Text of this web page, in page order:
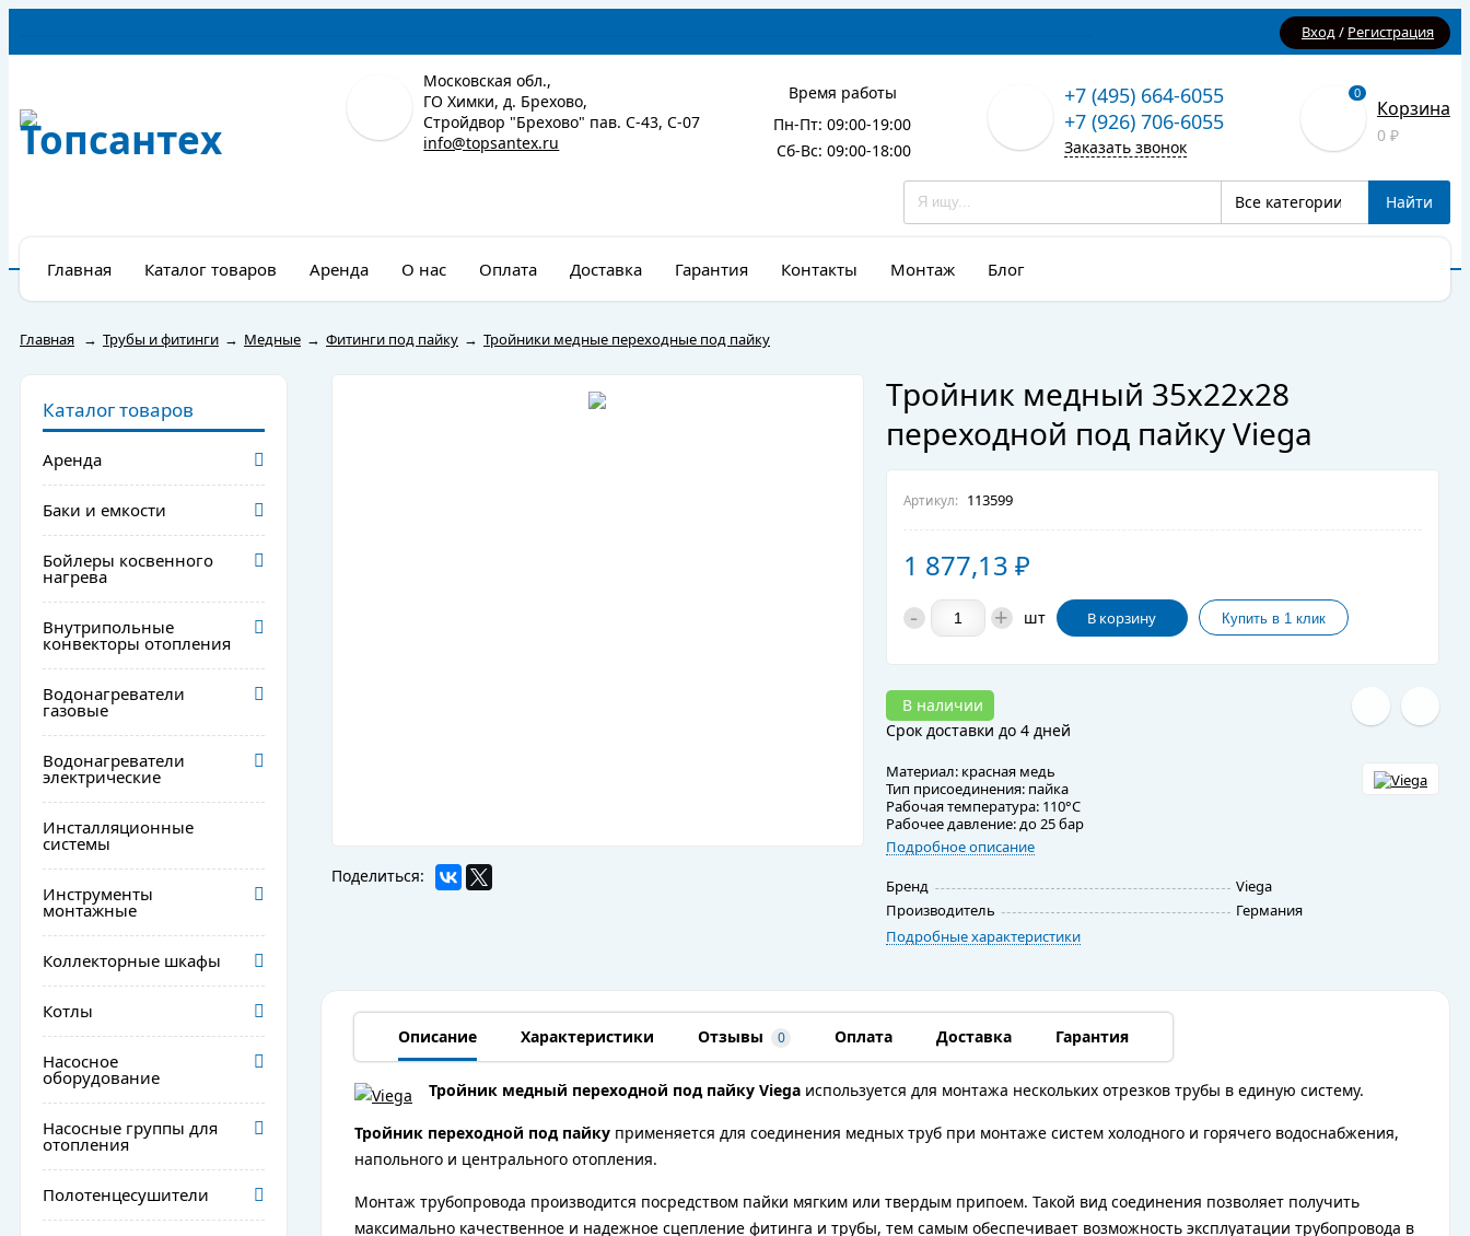
Вход/ Регистрация
Московская обл.,
ГО Химки, д. Брехово,
Стройдвор "Брехово" пав. С-43, С-07
info@topsantex.ru
Время работы
Пн-Пт: 09:00-19:00
Сб-Вс: 09:00-18:00
+7 (495) 664-6055
+7 (926) 706-6055
Заказать звонок
0
Корзина
0 ₽
Все категории Найти
Главная Каталог товаров Аренда О нас Оплата Доставка Гарантия Контакты Монтаж Блог
Главная → Трубы и фитинги → Медные → Фитинги под пайку → Тройники медные переходные под пайку
Каталог товаров
Аренда
Баки и емкости
Бойлеры косвенного
нагрева
Внутрипольные
конвекторы отопления
Водонагреватели
газовые
Водонагреватели
электрические
Инсталляционные
системы
Инструменты
монтажные
Коллекторные шкафы
Котлы
Насосное
оборудование
Насосные группы для
отопления
Полотенцесушители
Поделиться:
Тройник медный 35х22х28
переходной под пайку Viega
Артикул: 113599
1 877,13 ₽
- + шт В корзину
В наличии
Срок доставки до 4 дней
Материал: красная медь
Тип присоединения: пайка
Рабочая температура: 110°C
Рабочее давление: до 25 бар
Подробное описание
Бренд
Viega
Производитель
Германия
Подробные характеристики
Описание Характеристики Отзывы 0 Оплата Доставка Гарантия
Тройник медный переходной под пайку Viega используется для монтажа нескольких отрезков трубы в единую систему.
Тройник переходной под пайку применяется для соединения медных труб при монтаже систем холодного и горячего водоснабжения,
напольного и центрального отопления.
Монтаж трубопровода производится посредством пайки мягким или твердым припоем. Такой вид соединения позволяет получить
максимально качественное и надежное сцепление фитинга и трубы, тем самым обеспечивает возможность эксплуатации трубопровода в